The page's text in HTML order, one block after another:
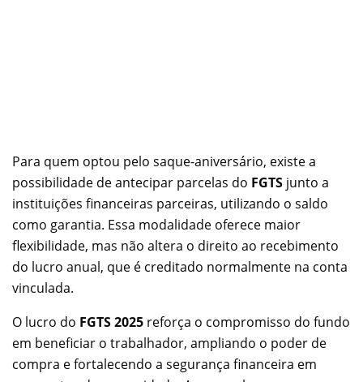
Para quem optou pelo saque-aniversário, existe a
possibilidade de antecipar parcelas do FGTS junto a
instituições financeiras parceiras, utilizando o saldo
como garantia. Essa modalidade oferece maior
flexibilidade, mas não altera o direito ao recebimento
do lucro anual, que é creditado normalmente na conta
vinculada.
O lucro do FGTS 2025 reforça o compromisso do fundo
em beneficiar o trabalhador, ampliando o poder de
compra e fortalecendo a segurança financeira em